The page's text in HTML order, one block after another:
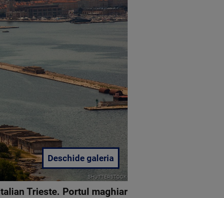
SHUTTERSTOCK
Deschide galeria
Trieste. Portul maghiar